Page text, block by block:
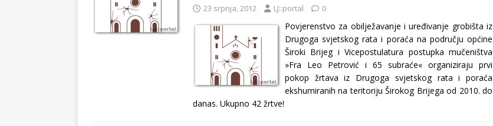
23 srpnja, 2012 LJ::portal 0
Povjerenstvo za obilježavanje i uređivanje grobišta iz
Drugoga svjetskog rata i poraća na području općine
Široki Brijeg i Vicepostulatura postupka mučeništva
»Fra Leo Petrović i 65 subraće« organiziraju prvi
pokop žrtava iz Drugoga svjetskog rata i poraća
ekshumiranih na teritoriju Širokog Brijega od 2010. do
danas. Ukupno 42 žrtve!